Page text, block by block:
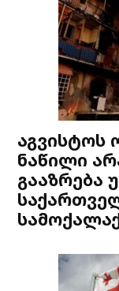
ნაწილი
გააზრება